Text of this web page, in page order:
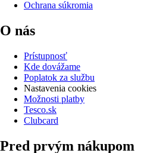
Ochrana súkromia
O nás
Prístupnosť
Kde dovážame
Poplatok za službu
Nastavenia cookies
Možnosti platby
Tesco.sk
Clubcard
Pred prvým nákupom